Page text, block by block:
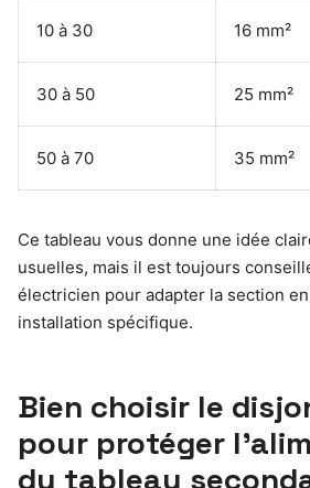
10 à 30 16 mm²
30 à 50 25 mm²
50 à 70 35 mm²
Ce tableau vous donne une idée
usuelles, mais il est toujours
électricien pour adapter la section
installation spécifique.
Bien choisir le
pour protéger
du tableau